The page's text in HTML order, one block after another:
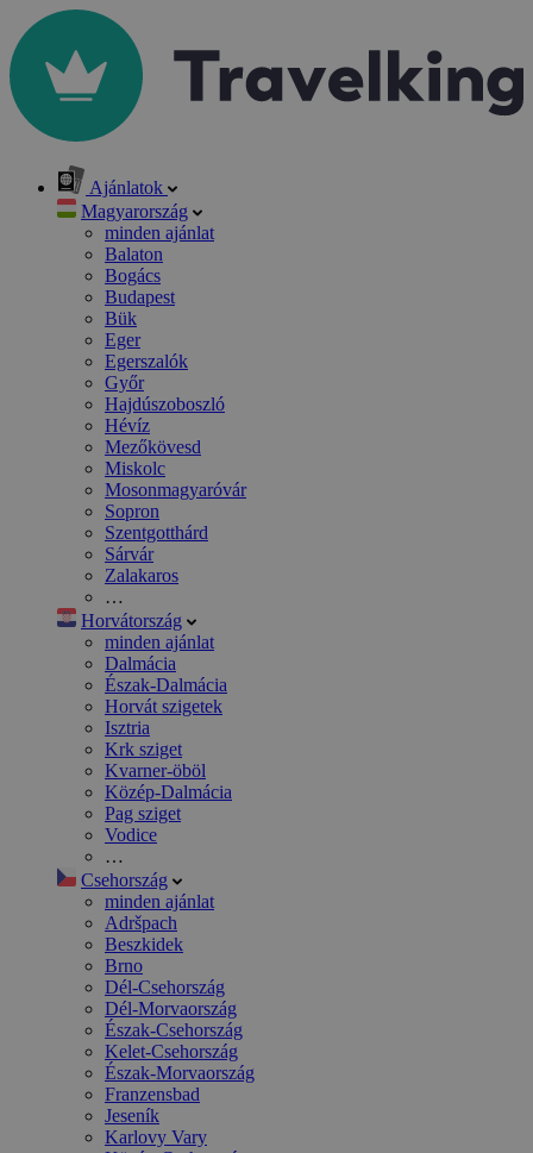
Ajánlatok
Magyarország
minden ajánlat
Balaton
Bogács
Budapest
Bük
Eger
Egerszalók
Győr
Hajdúszoboszló
Hévíz
Mezőkövesd
Miskolc
Mosonmagyaróvár
Sopron
Szentgotthárd
Sárvár
Zalakaros
…
Horvátország
minden ajánlat
Dalmácia
Észak-Dalmácia
Horvát szigetek
Isztria
Krk sziget
Kvarner-öböl
Közép-Dalmácia
Pag sziget
Vodice
…
Csehország
minden ajánlat
Adršpach
Beszkidek
Brno
Dél-Csehország
Dél-Morvaország
Észak-Csehország
Kelet-Csehország
Észak-Morvaország
Franzensbad
Jeseník
Karlovy Vary